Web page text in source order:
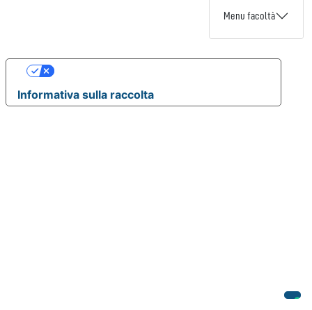
Menu facoltà
Informativa sulla raccolta
Le tue preferenze relative alla privacy